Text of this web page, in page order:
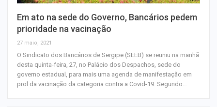
Em ato na sede do Governo, Bancários pedem
prioridade na vacinação
27 maio, 2021
O Sindicato dos Bancários de Sergipe (SEEB) se reuniu na manhã
desta quinta-feira, 27, no Palácio dos Despachos, sede do
governo estadual, para mais uma agenda de manifestação em
prol da vacinação da categoria contra a Covid-19. Segundo…